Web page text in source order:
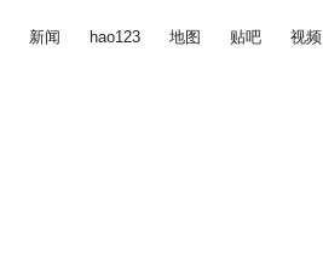
新闻 hao123 地图 贴吧 视频